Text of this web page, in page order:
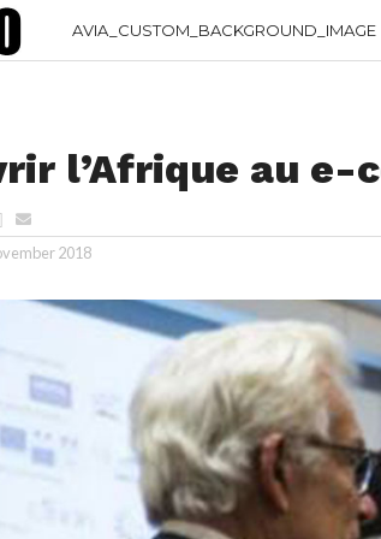
AVIA_CUSTOM_BACKGROUND_IMAGE
l’Afrique au e-
2018